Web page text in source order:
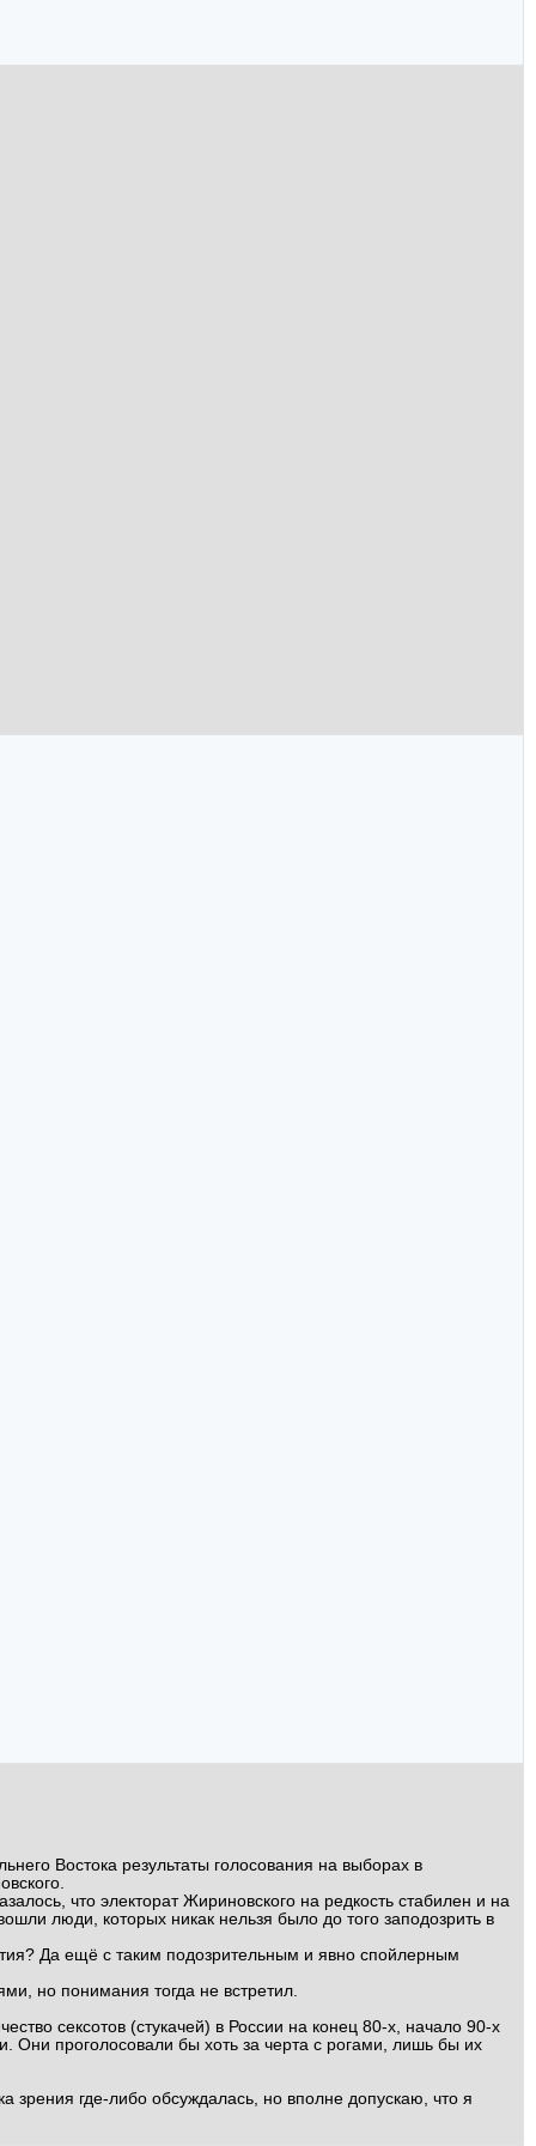
Востока результаты голосования на выборах в
что электорат Жириновского на редкость стабилен и на
люди, которых никак нельзя было до того заподозрить в
Да ещё с таким подозрительным и явно спойлерным
но понимания тогда не встретил.
сексотов (стукачей) в России на конец 80-х, начало 90-х
Они проголосовали бы хоть за черта с рогами, лишь бы их
зрения где-либо обсуждалась, но вполне допускаю, что я